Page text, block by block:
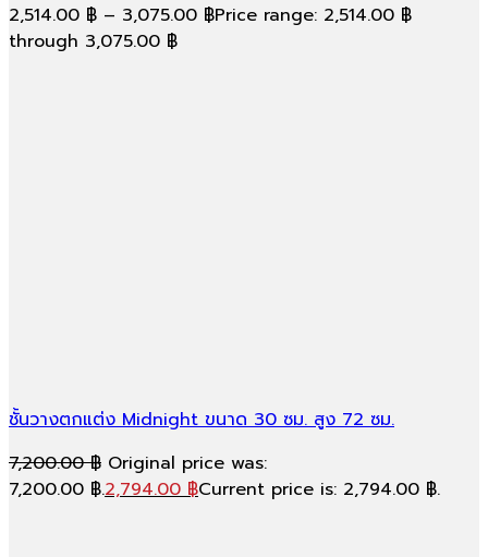
2,514.00 ฿ – 3,075.00 ฿Price range: 2,514.00 ฿
through 3,075.00 ฿
ชั้นวางตกแต่ง Midnight ขนาด 30 ซม. สูง 72 ซม.
7,200.00฿ Original price was:
7,200.00 ฿.2,794.00 ฿Current price is: 2,794.00 ฿.